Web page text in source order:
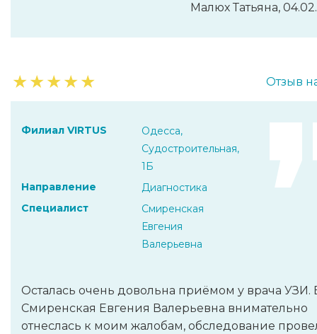
Малюх Татьяна,
★★★★★ Отзыв
Филиал VIRTUS
Одесса,
Судостроительная,
1Б
Направление
Диагностика
Специалист
Смиренская
Евгения
Валерьевна
Осталась очень довольна приёмом у врача УЗИ.
Смиренская Евгения Валерьевна внимательно
отнеслась к моим жалобам, обследование